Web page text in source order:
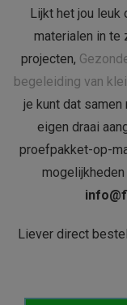
Lijkt het jou leuk
materialen in te
projecten,
begeleiding van
je kunt dat samen
eigen draai
proefpakket-op-
Liever direct